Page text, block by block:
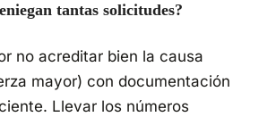
tantas solicitudes?
no acreditar bien la causa
mayor) con documentación
Llevar los números